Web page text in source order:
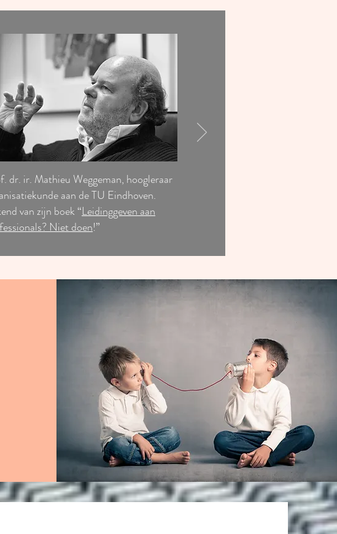
dr. ir. Mathieu Weggeman, hoogleraar
aan de TU Eindhoven.
van zijn boek “Leidinggeven aan
Niet doen!”